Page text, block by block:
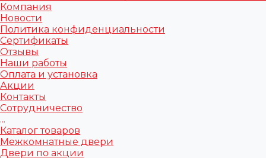
Компания
Новости
Политика конфиденциальности
Сертификаты
Отзывы
Наши работы
Оплата и установка
Акции
Контакты
Сотрудничество
...
Каталог товаров
Межкомнатные двери
Двери по акции